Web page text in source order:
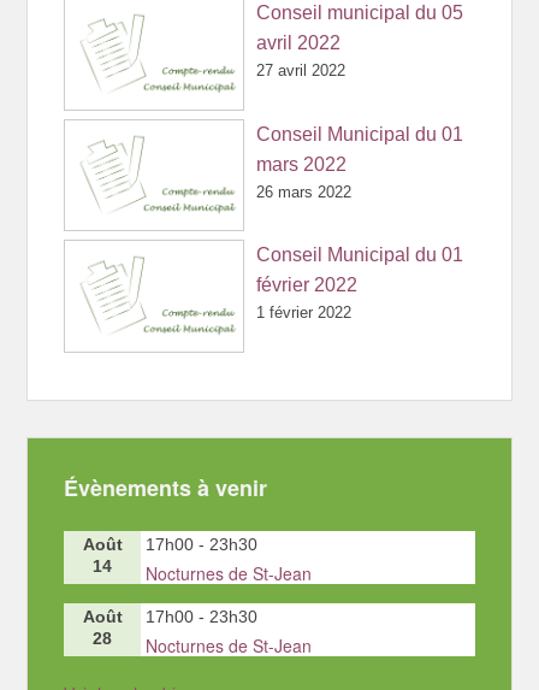
Conseil municipal du 05
avril 2022
27 avril 2022
Conseil Municipal du 01
mars 2022
26 mars 2022
Conseil Municipal du 01
février 2022
1 février 2022
Évènements à venir
Août
14
17h00 - 23h30
Nocturnes de St-Jean
Août
28
17h00 - 23h30
Nocturnes de St-Jean